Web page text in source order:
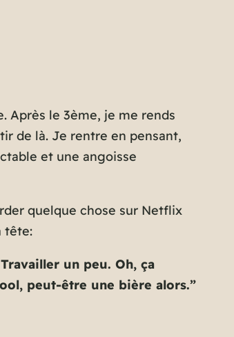
Après le 3ème, je me rends
de là. Je rentre en pensant,
et une angoisse
quelque chose sur Netflix
tête:
un peu. Oh, ça
peut-être une bière alors.”